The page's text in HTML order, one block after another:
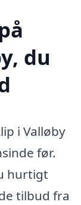
du
i Valløby
før.
hurtigt
tilbud fra